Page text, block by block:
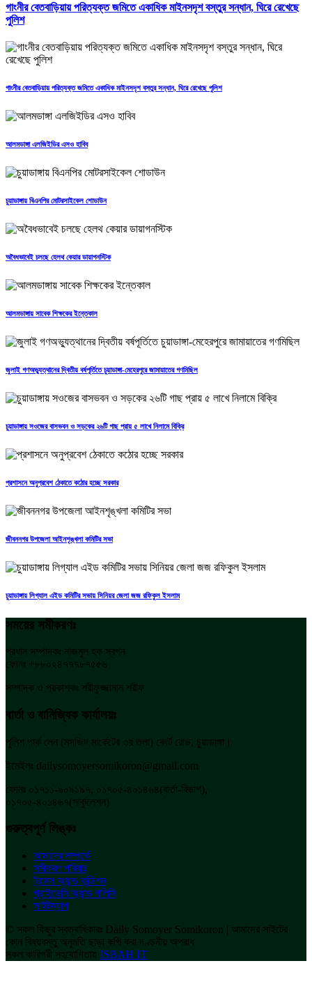
গাংনীর বেতবাড়িয়ায় পরিত্যক্ত জমিতে একাধিক মাইনসদৃশ বস্তুর সন্ধান, ঘিরে রেখেছে
পুলিশ
গাংনীর বেতবাড়িয়ায় পরিত্যক্ত জমিতে একাধিক মাইনসদৃশ বস্তুর সন্ধান, ঘিরে রেখেছে পুলিশ
আলমডাঙ্গা এলজিইডির এসও হাবিব
চুয়াডাঙ্গায় বিএনপির মোটরসাইকেল শোডাউন
অবৈধভাবেই চলছে হেলথ কেয়ার ডায়াগনস্টিক
আলমডাঙ্গায় সাবেক শিক্ষকের ইন্তেকাল
জুলাই গণঅভ্যুত্থানের দ্বিতীয় বর্ষপূর্তিতে চুয়াডাঙ্গা-মেহেরপুরে জামায়াতের গণমিছিল
চুয়াডাঙ্গায় সওজের বাসভবন ও সড়কের ২৬টি গাছ প্রায় ৫ লাখে নিলামে বিক্রি
প্রশাসনে অনুপ্রবেশ ঠেকাতে কঠোর হচ্ছে সরকার
জীবননগর উপজেলা আইনশৃঙ্খলা কমিটির সভা
চুয়াডাঙ্গায় লিগ্যাল এইড কমিটির সভায় সিনিয়র জেলা জজ রফিকুল ইসলাম
সময়ের সমীকরণঃ
প্রধান সম্পাদকঃ নাজমুল হক স্বপন
ফোনঃ +৮৮০২৪৭৭৭৮৭৫৫৬
সম্পাদক ও প্রকাশকঃ শরীফুজ্জামান শরীফ
বার্তা ও বানিজ্যিক কার্যালয়ঃ
পুলিশ পার্ক লেন (মসজিদ মার্কেটের ৩য় তলা) কোর্ট রোড, চুয়াডাঙ্গা।
ইমেইলঃ dailysomoyersomikoron@gmail.com
ফোনঃ ০১৭১১-৯০৯১৯৭, ০১৭০৫-৪০১৪৬৪(বার্তা-বিভাগ),
০১৭০৫-৪০১৪৬৭(সার্কুলেশন)
গুরুত্বপূর্ণ লিঙ্কঃ
আমাদের সম্পর্কে
সমীকরণ পরিবার
ট্রামস অ্যান্ড কন্ডিশন
প্রাইভেসি অ্যান্ড পলিসি
সাইটম্যাপ
© সকল কিছুর স্বত্বাধিকারঃ Daily Somoyer Somikoron | আমাদের সাইটের
কোন বিষয়বস্তু অনুমতি ছাড়া কপি করা দণ্ডনীয় অপরাধ
সকল কারিগরী সহযোগিতায় ISBAH IT